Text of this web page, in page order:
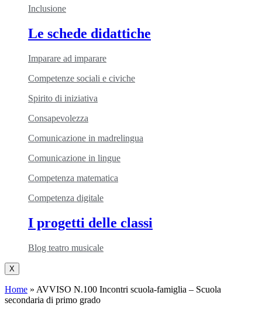
Inclusione
Le schede didattiche
Imparare ad imparare
Competenze sociali e civiche
Spirito di iniziativa
Consapevolezza
Comunicazione in madrelingua
Comunicazione in lingue
Competenza matematica
Competenza digitale
I progetti delle classi
Blog teatro musicale
X
Home » AVVISO N.100 Incontri scuola-famiglia – Scuola
secondaria di primo grado